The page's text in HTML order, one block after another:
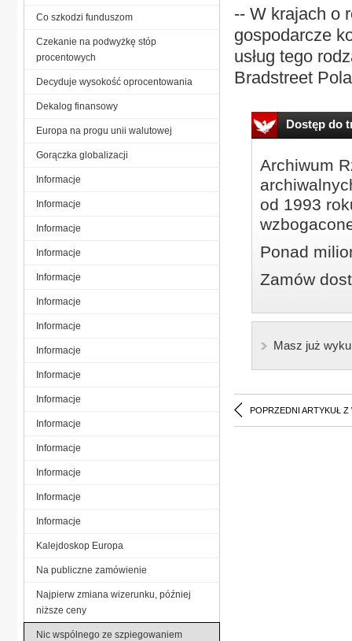
-- W krajach o
gospodarcze
usług tego
Bradstreet
Dostęp do
Archiwum
od 1993
Ponad
Zamów
Masz już
POPRZEDNI ARTYKUŁ Z
Co szkodzi funduszom
Czekanie na podwyżkę stóp
procentowych
Decyduje wysokość oprocentowania
Dekalog finansowy
Europa na progu unii walutowej
Gorączka globalizacji
Informacje
Informacje
Informacje
Informacje
Informacje
Informacje
Informacje
Informacje
Informacje
Informacje
Informacje
Informacje
Informacje
Informacje
Informacje
Kalejdoskop Europa
Na publiczne zamówienie
Najpierw zmiana wizerunku, później
niższe ceny
Nic wspólnego ze szpiegowaniem